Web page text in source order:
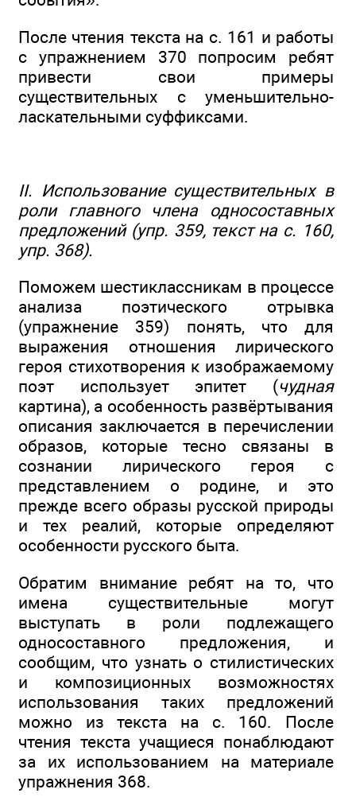
После чтения текста на с. 161 и работы
с упражнением 370 попросим ребят
привести свои примеры
существительных с уменьшительно-
ласкательными суффиксами.
II. Использование существительных в
роли главного члена односоставных
предложений (упр. 359, текст на с. 160,
упр. 368).
Поможем шестиклассникам в процессе
анализа поэтического отрывка
(упражнение 359) понять, что для
выражения отношения лирического
героя стихотворения к изображаемому
поэт использует эпитет (чудная
картина), а особенность развёртывания
описания заключается в перечислении
образов, которые тесно связаны в
сознании лирического героя с
представлением о родине, и это
прежде всего образы русской природы
и тех реалий, которые определяют
особенности русского быта.
Обратим внимание ребят на то, что
имена существительные могут
выступать в роли подлежащего
односоставного предложения, и
сообщим, что узнать о стилистических
и композиционных возможностях
использования таких предложений
можно из текста на с. 160. После
чтения текста учащиеся понаблюдают
за их использованием на материале
упражнения 368.